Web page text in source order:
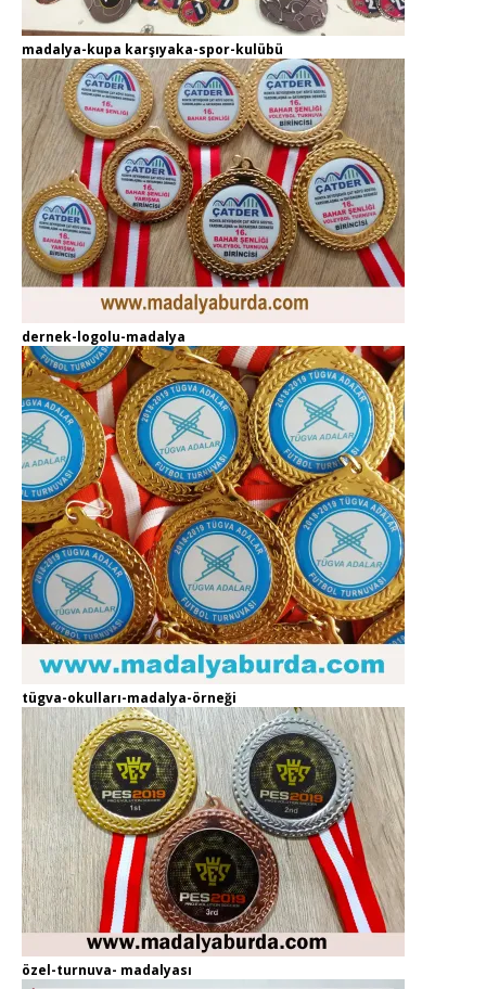
madalya-kupa karşıyaka-spor-kulübü
dernek-logolu-madalya
tügva-okulları-madalya-örneği
özel-turnuva- madalyası